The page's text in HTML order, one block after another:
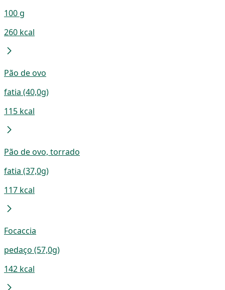
100 g
260 kcal
Pão de ovo
fatia (40,0g)
115 kcal
Pão de ovo, torrado
fatia (37,0g)
117 kcal
Focaccia
pedaço (57,0g)
142 kcal